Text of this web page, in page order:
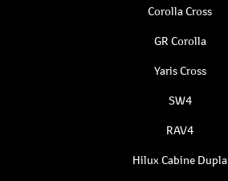
Corolla Cross
GR Corolla
Yaris Cross
SW4
RAV4
Hilux Cabine Dupla